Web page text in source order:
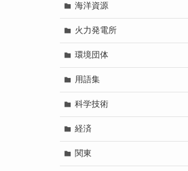
海洋資源
火力発電所
環境団体
用語集
科学技術
経済
関東